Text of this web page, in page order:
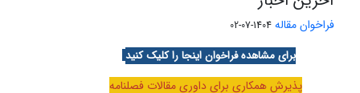
فراخوان مقاله 1404-07-02
برای مشاهده فراخوان اینجا را کلیک کنید
پذیرش همکاری برای داوری مقالات فصلنامه